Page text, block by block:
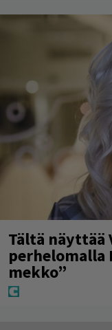
Tältä näyttää
perhelomalla
mekko”